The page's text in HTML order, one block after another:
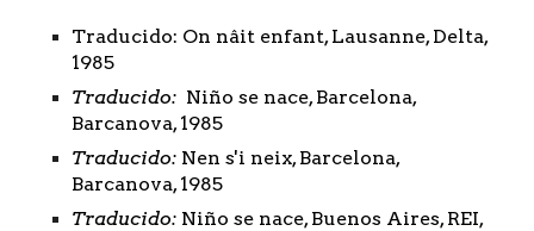
Traducido: On nâit enfant, Lausanne, Delta,
1985
Traducido: Niño se nace, Barcelona,
Barcanova, 1985
Traducido: Nen s'i neix, Barcelona,
Barcanova, 1985
Traducido: Niño se nace, Buenos Aires, REI,